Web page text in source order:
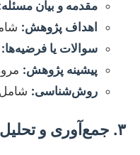
مقدمه و بیان
اهداف پژوهش:
سوالات یا فرضیه‌ها:
پیشینه پژوهش:
روش‌شناسی:
۳. جمع‌آوری و تحلیل داده‌ها: قلب پژوهش شما